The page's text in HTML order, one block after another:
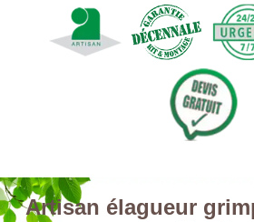
Artisan élagueur